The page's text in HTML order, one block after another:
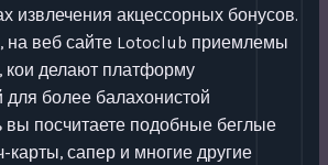
извлечения акцессорных бонусов.
на веб сайте Lotoclub приемлемы
кои делают платформу
для более балахонистой
вы посчитаете подобные беглые
карты, сапер и многие другие